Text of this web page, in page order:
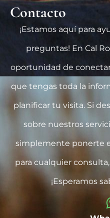
Contacto
¡Estamos aquí para
preguntas! En Cal
oportunidad de
que tengas toda la
planificar tu visita. Si
sobre nuestros
simplemente ponerte
para cualquier
¡Esperamos